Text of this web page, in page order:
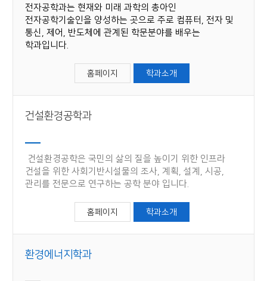
전자공학과는 현재와 미래 과학의 총아인
전자공학기술인을 양성하는 곳으로 주로 컴퓨터, 전자 및
통신, 제어, 반도체에 관계된 학문분야를 배우는
학과입니다.
홈페이지 학과소개
건설환경공학과
건설환경공학은 국민의 삶의 질을 높이기 위한 인프라
건설을 위한 사회기반시설물의 조사, 계획, 설계, 시공,
관리를 전문으로 연구하는 공학 분야 입니다.
홈페이지 학과소개
환경에너지학과